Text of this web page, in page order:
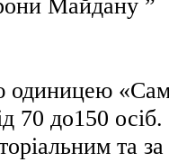
одиницею
70 до150
та